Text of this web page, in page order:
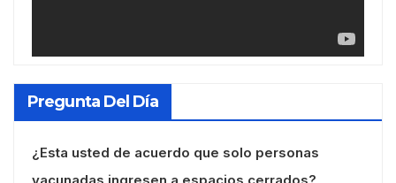
Pregunta Del Día
¿Esta usted de acuerdo que solo personas